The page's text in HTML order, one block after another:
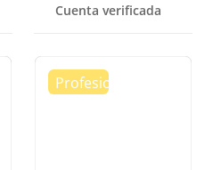
Cuenta verificada